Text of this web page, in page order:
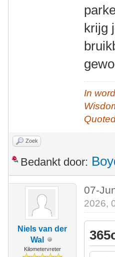
krijg
In
Zoek
Bedankt door:
Niels van der
Wal
Kilometervreter
07-
2026,